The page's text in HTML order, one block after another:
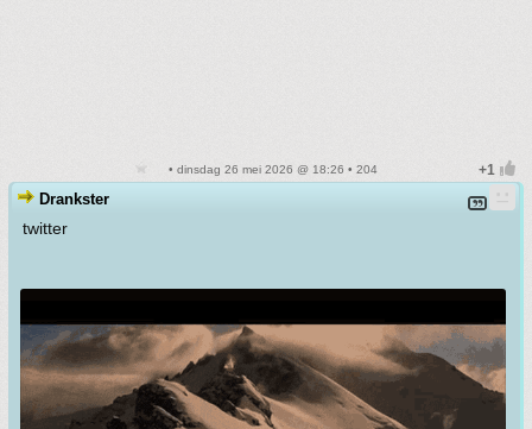
• dinsdag 26 mei 2026 @ 18:26 • 204
Drankster
twitter